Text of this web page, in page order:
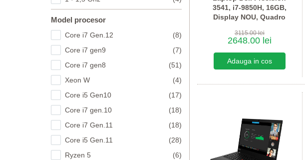
Model procesor
Core i7 Gen.12
(8)
Core i7 gen9
(7)
Core i7 gen8
(51)
Xeon W
(4)
Core i5 Gen10
(17)
Core i7 gen.10
(18)
Core i7 Gen.11
(18)
Core i5 Gen.11
(28)
Ryzen 5
(6)
3541, i7-9850H, 16GB,
Display NOU, Quadro
3115.00 lei
2648.00 lei